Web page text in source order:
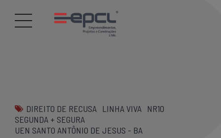
DIREITO DE RECUSA LINHA VIVA NR10
SEGUNDA + SEGURA
UEN SANTO ANTÔNIO DE JESUS - BA